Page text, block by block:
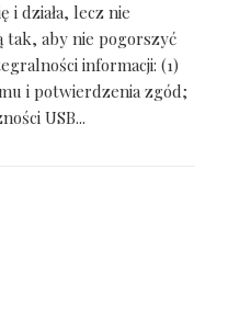
i działa, lecz nie
aby nie pogorszyć
informacji: (1)
i potwierdzenia zgód;
USB...